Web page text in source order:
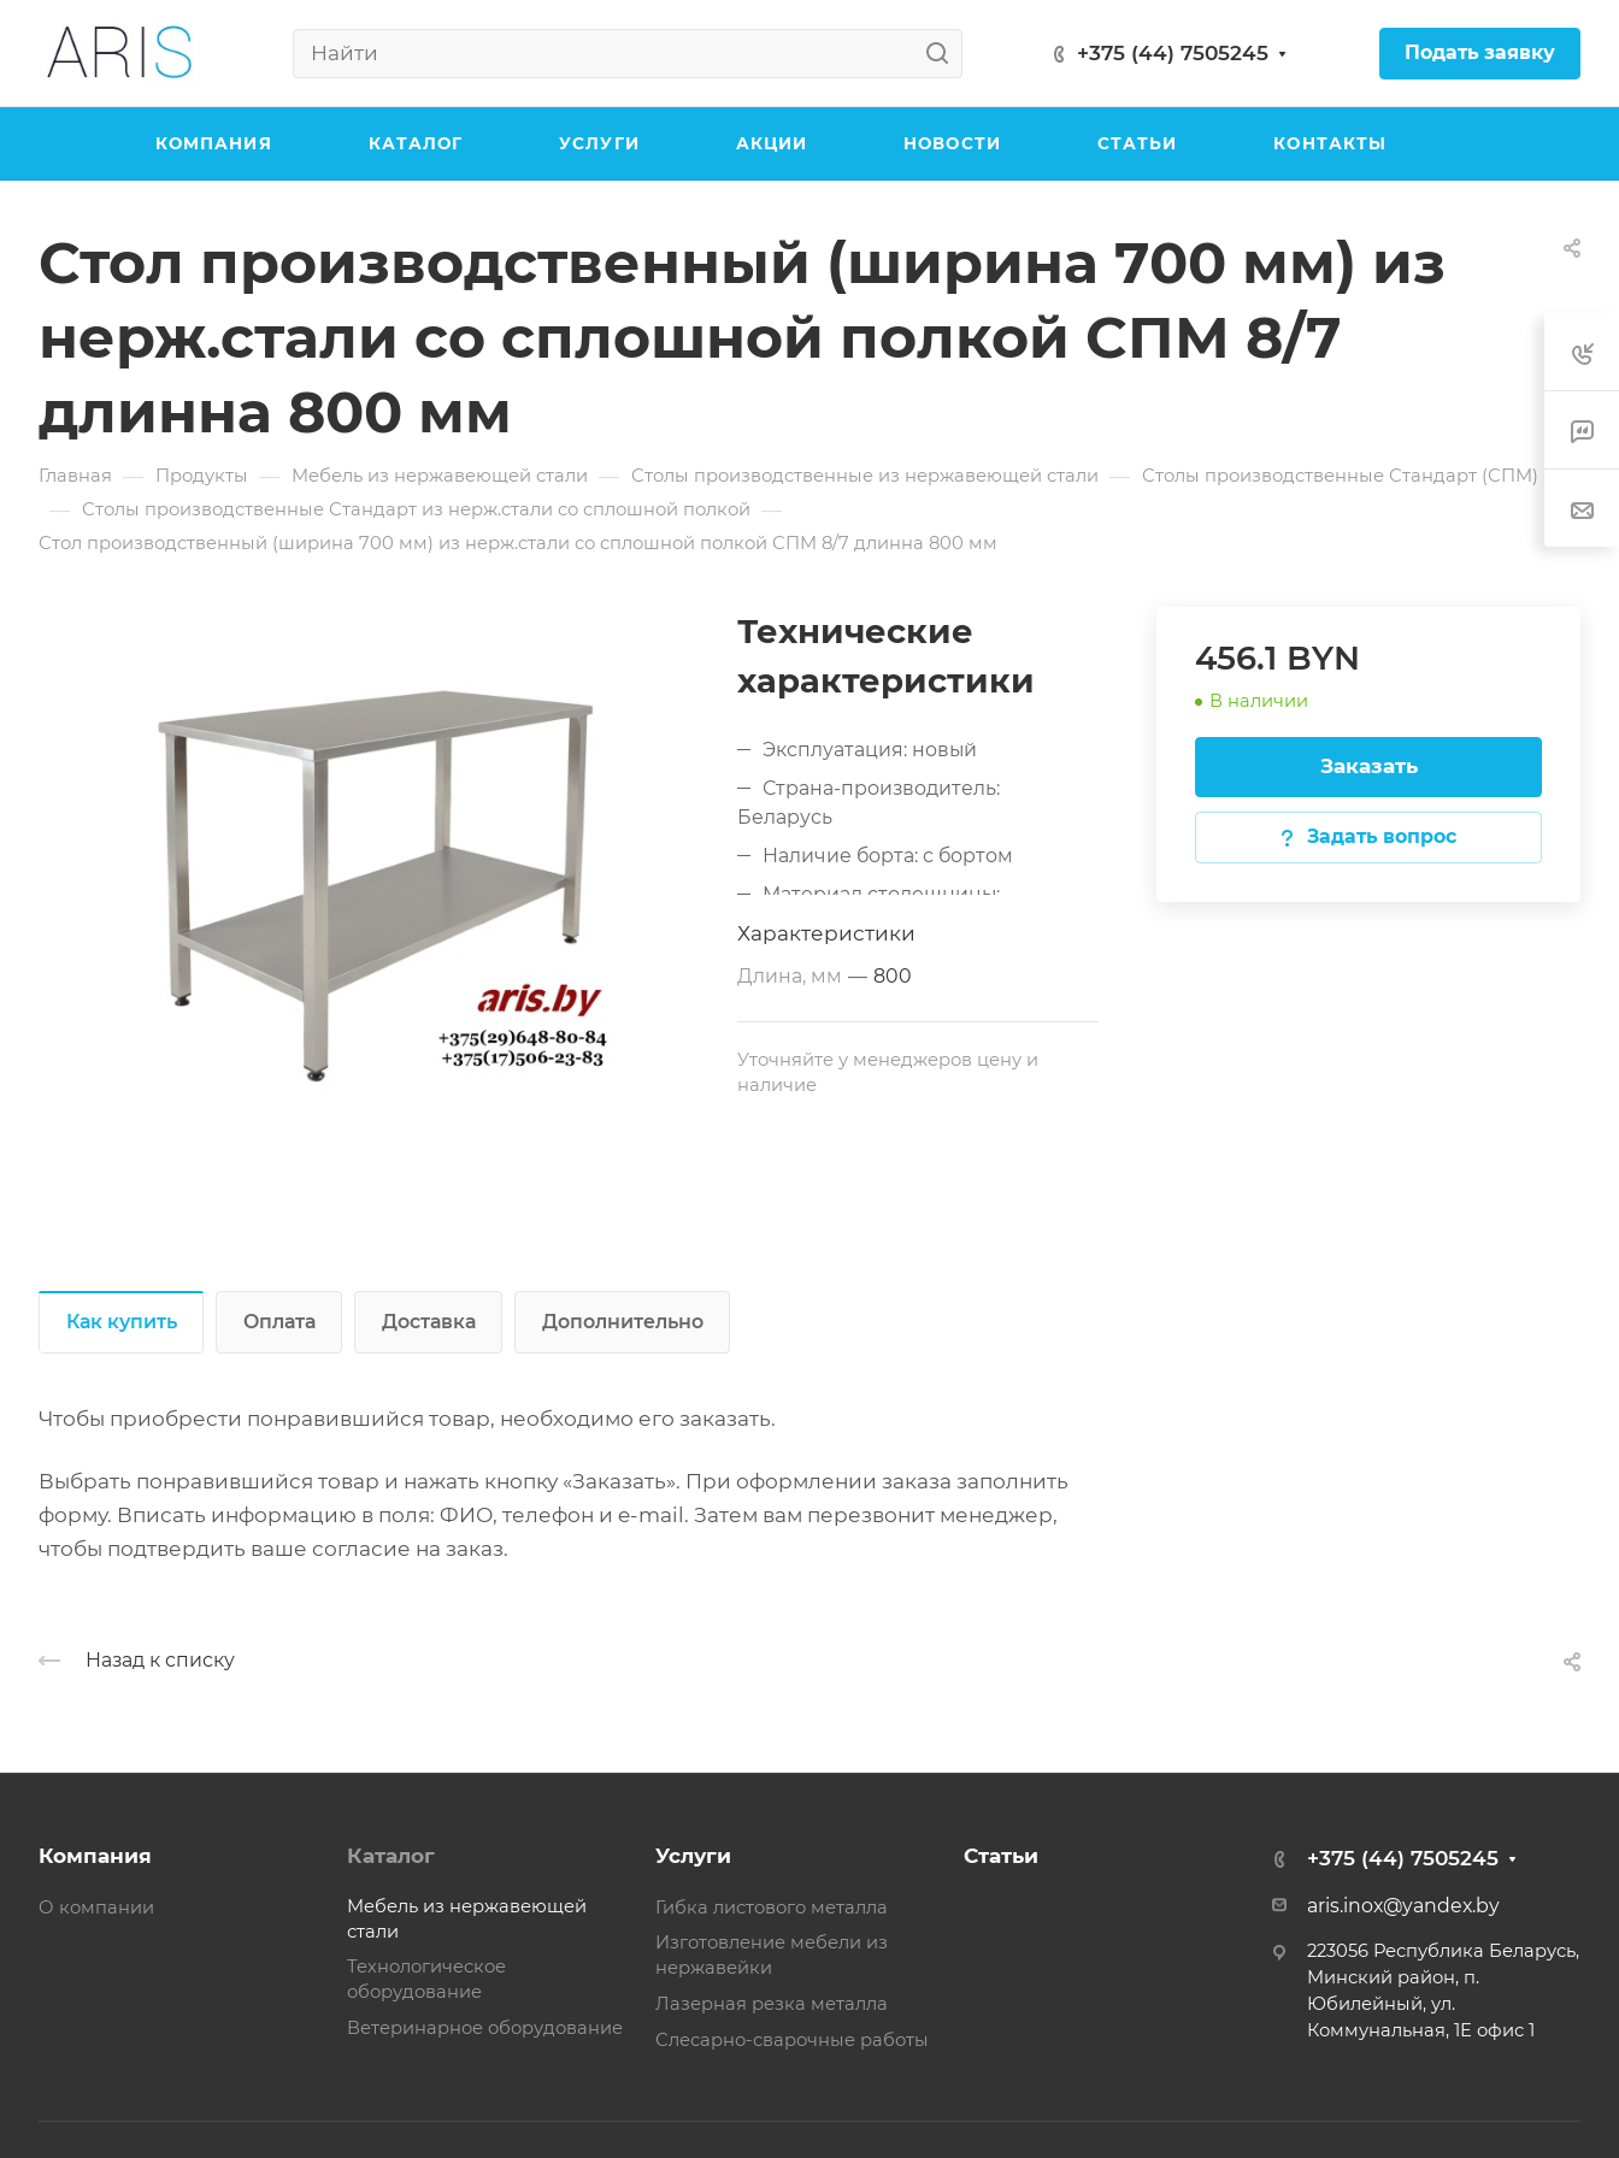
+375 (44) 7505245 Подать заявку
КОМПАНИЯ КАТАЛОГ УСЛУГИ АКЦИИ НОВОСТИ СТАТЬИ КОНТАКТЫ
Стол производственный (ширина 700 мм) из
нерж.стали со сплошной полкой СПМ 8/7
длинна 800 мм
Главная — Продукты — Мебель из нержавеющей стали — Столы производственные из нержавеющей стали — Столы производственные Стандарт (СПМ)
— Столы производственные Стандарт из нерж.стали со сплошной полкой —
Стол производственный (ширина 700 мм) из нерж.стали со сплошной полкой СПМ 8/7 длинна 800 мм
456.1 BYN
В наличии
Заказать
Задать вопрос
Технические
характеристики
Эксплуатация: новый
Страна-производитель:
Беларусь
Наличие борта: с бортом
Материал столешницы:
металлический (нержавеющая
сталь)
Дополнительные свойства: из
нержавеющей стали
Размеры: 800х700х850 мм
Тип по назначению:
Характеристики
Длина, мм — 800
Уточняйте у менеджеров цену и
наличие
Как купить Оплата Доставка Дополнительно
Чтобы приобрести понравившийся товар, необходимо его заказать.
Выбрать понравившийся товар и нажать кнопку «Заказать». При оформлении заказа заполнить
форму. Вписать информацию в поля: ФИО, телефон и e-mail. Затем вам перезвонит менеджер,
чтобы подтвердить ваше согласие на заказ.
Назад к списку
Компания
О компании
Каталог
Мебель из нержавеющей
стали
Технологическое
оборудование
Ветеринарное оборудование
Услуги
Гибка листового металла
Изготовление мебели из
нержавейки
Лазерная резка металла
Слесарно-сварочные работы
Статьи +375 (44) 7505245
aris.inox@yandex.by
223056 Республика Беларусь,
Минский район, п.
Юбилейный, ул.
Коммунальная, 1Е офис 1